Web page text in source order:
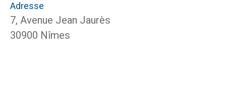
Adresse
7, Avenue Jean Jaurès
30900 Nîmes